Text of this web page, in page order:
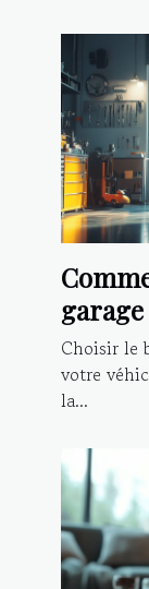
votre
Choisir le
votre
la...